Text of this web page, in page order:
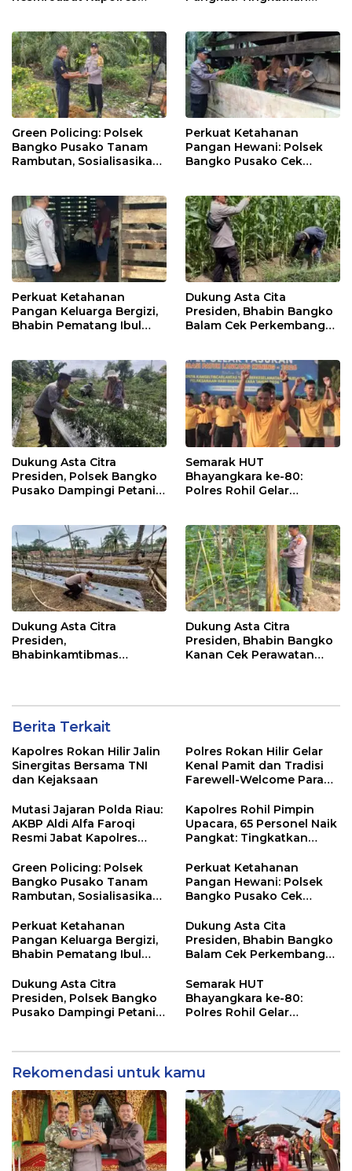
Green Policing: Polsek
Bangko Pusako Tanam
Rambutan, Sosialisasikan
Perkuat Ketahanan
Pangan Hewani: Polsek
Bangko Pusako Cek
Perkuat Ketahanan
Pangan Keluarga Bergizi,
Bhabin Pematang Ibul
Dukung Asta Cita
Presiden, Bhabin Bangko
Balam Cek Perkembangan
Dukung Asta Citra
Presiden, Polsek Bangko
Pusako Dampingi Petani
Semarak HUT
Bhayangkara ke-80:
Polres Rohil Gelar
Dukung Asta Citra
Presiden,
Bhabinkamtibmas
Dukung Asta Citra
Presiden, Bhabin Bangko
Kanan Cek Perawatan
Berita Terkait
Kapolres Rokan Hilir Jalin
Sinergitas Bersama TNI
dan Kejaksaan
Polres Rokan Hilir Gelar
Kenal Pamit dan Tradisi
Farewell-Welcome Parade
Faroqi Resmi Menjabat
Mutasi Jajaran Polda Riau:
AKBP Aldi Alfa Faroqi
Resmi Jabat Kapolres
Imam Syahroni
Kapolres Rohil Pimpin
Upacara, 65 Personel Naik
Pangkat: Tingkatkan
Pelayanan
Green Policing: Polsek
Bangko Pusako Tanam
Rambutan, Sosialisasikan
Kapolda Riau
Perkuat Ketahanan
Pangan Hewani: Polsek
Bangko Pusako Cek
Bangko Makmur
Perkuat Ketahanan
Pangan Keluarga Bergizi,
Bhabin Pematang Ibul
Warga
Dukung Asta Cita
Presiden, Bhabin Bangko
Balam Cek Perkembangan
Dukung Asta Citra
Presiden, Polsek Bangko
Pusako Dampingi Petani
Semarak HUT
Bhayangkara ke-80:
Polres Rohil Gelar
Rekomendasi untuk kamu